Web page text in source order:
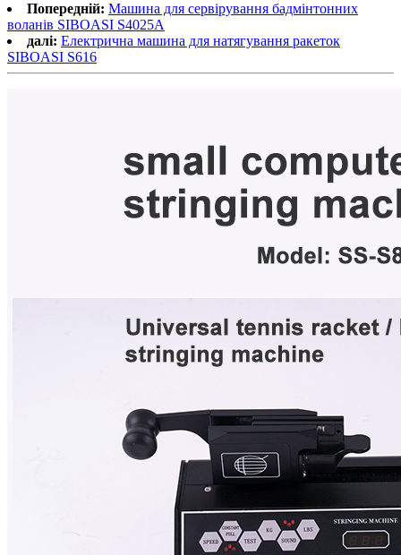
Попередній: Машина для сервірування бадмінтонних
воланів SIBOASI S4025A
далі: Електрична машина для натягування ракеток
SIBOASI S616